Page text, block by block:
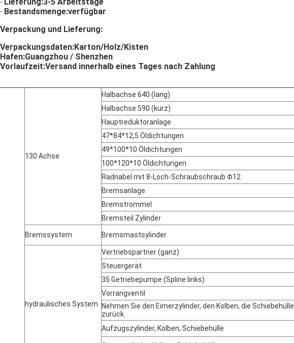
· Bestandsmenge:verfügbar
Verpackung und Lieferung:
Verpackungsdaten:Karton/Holz/Kisten
Hafen:Guangzhou / Shenzhen
Vorlaufzeit:Versand innerhalb eines Tages nach Zahlung
130 Achse
Halbachse 640 (lang)
Halbachse 590 (kurz)
Hauptreduktoranlage
47*84*12,5 Öldichtungen
49*100*10 Öldichtungen
100*120*10 Öldichtungen
Radnabel mit 8-Loch-Schraubschraub Φ12
Bremsanlage
Bremstrommel
Bremsteil Zylinder
Bremssystem Bremsmastsylinder
hydraulisches System
Vertriebspartner (ganz)
Steuergerät
35 Getriebepumpe (Spline links)
Vorrangventil
Nehmen Sie den Eimerzylinder, den Kolben, die Schiebehülle
zurück.
Aufzugszylinder, Kolben, Schiebehülle